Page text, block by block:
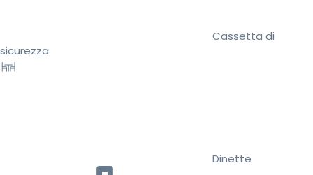
Cassetta di
sicurezza
Dinette